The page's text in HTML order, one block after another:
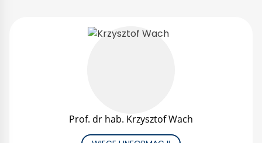
Prof. dr hab. Krzysztof Wach